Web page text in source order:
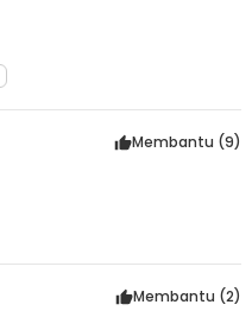
Membantu (9)
Membantu (2)